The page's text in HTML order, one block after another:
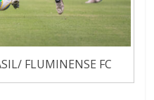
FLUMINENSE FC